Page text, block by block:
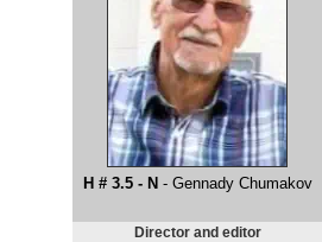
H # 3.5 - N - Gennady Chumakov
Director and editor